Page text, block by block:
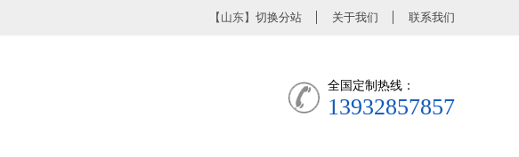
【山东】 切换分站 关于我们 联系我们
全国定制热线：
13932857857